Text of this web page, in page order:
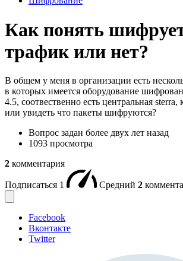
Как понять
трафик или нет?
В общем у меня в организации есть
в которых имеется оборудование
4.5, соотвественно есть центральная sterra,
или увидеть что пакеты шифруются?
Вопрос задан более двух лет назад
1093 просмотра
2 комментария
Подписаться 1 Средний 2
Facebook
Вконтакте
Twitter